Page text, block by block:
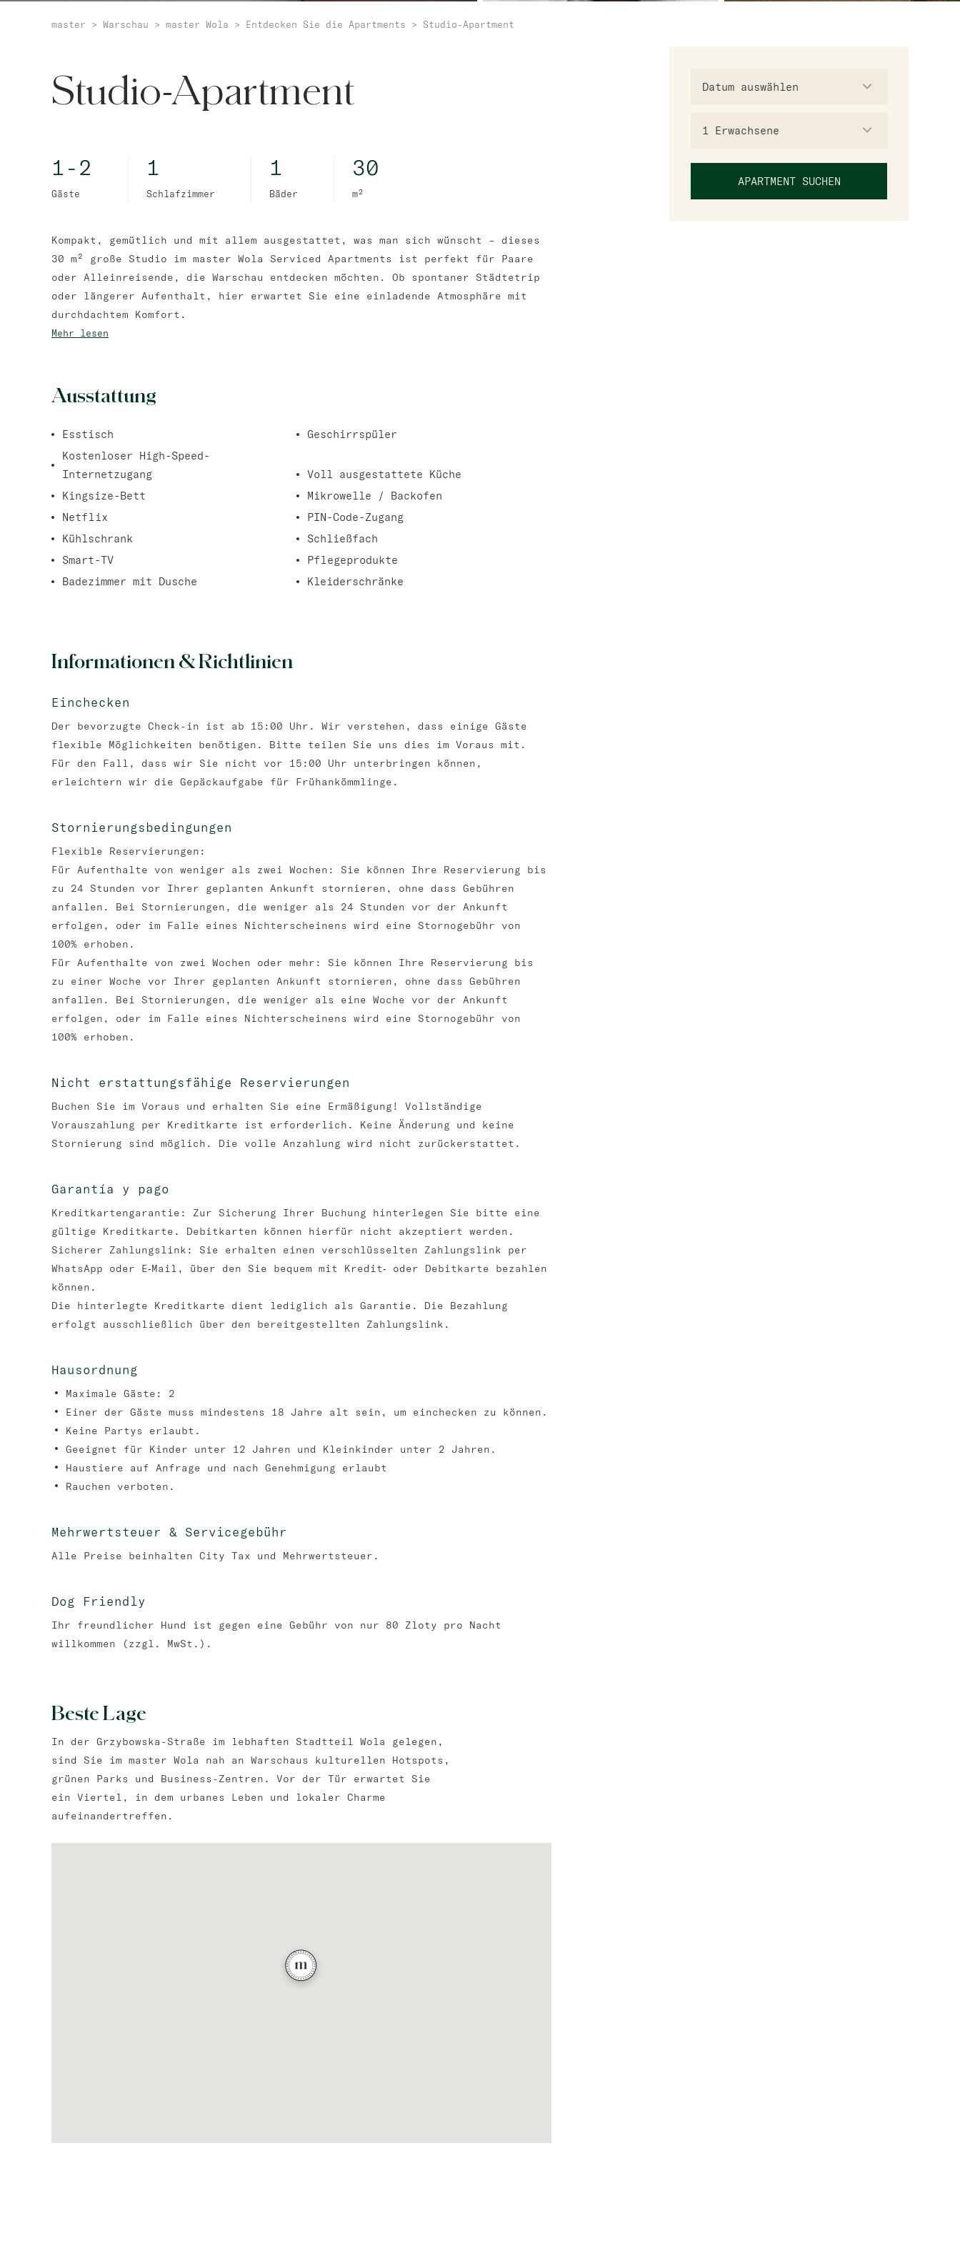
master > Warschau > master Wola > Entdecken Sie die Apartments > Studio-Apartment
Studio-Apartment
1-2
Gäste
1
Schlafzimmer
1
Bäder
30
m²
Kompakt, gemütlich und mit allem ausgestattet, was man sich wünscht – dieses
30 m² große Studio im master Wola Serviced Apartments ist perfekt für Paare
oder Alleinreisende, die Warschau entdecken möchten. Ob spontaner Städtetrip
oder längerer Aufenthalt, hier erwartet Sie eine einladende Atmosphäre mit
durchdachtem Komfort.
Mehr lesen
Ausstattung
Esstisch
Geschirrspüler
Kostenloser High-Speed-
Internetzugang
Voll ausgestattete Küche
Kingsize-Bett
Mikrowelle / Backofen
Netflix
PIN-Code-Zugang
Kühlschrank
Schließfach
Smart-TV
Pflegeprodukte
Badezimmer mit Dusche
Kleiderschränke
Informationen & Richtlinien
Einchecken
Der bevorzugte Check-in ist ab 15:00 Uhr. Wir verstehen, dass einige Gäste
flexible Möglichkeiten benötigen. Bitte teilen Sie uns dies im Voraus mit.
Für den Fall, dass wir Sie nicht vor 15:00 Uhr unterbringen können,
erleichtern wir die Gepäckaufgabe für Frühankömmlinge.
Stornierungsbedingungen
Flexible Reservierungen:
Für Aufenthalte von weniger als zwei Wochen: Sie können Ihre Reservierung bis
zu 24 Stunden vor Ihrer geplanten Ankunft stornieren, ohne dass Gebühren
anfallen. Bei Stornierungen, die weniger als 24 Stunden vor der Ankunft
erfolgen, oder im Falle eines Nichterscheinens wird eine Stornogebühr von
100% erhoben.
Für Aufenthalte von zwei Wochen oder mehr: Sie können Ihre Reservierung bis
zu einer Woche vor Ihrer geplanten Ankunft stornieren, ohne dass Gebühren
anfallen. Bei Stornierungen, die weniger als eine Woche vor der Ankunft
erfolgen, oder im Falle eines Nichterscheinens wird eine Stornogebühr von
100% erhoben.
Nicht erstattungsfähige Reservierungen
Buchen Sie im Voraus und erhalten Sie eine Ermäßigung! Vollständige
Vorauszahlung per Kreditkarte ist erforderlich. Keine Änderung und keine
Stornierung sind möglich. Die volle Anzahlung wird nicht zurückerstattet.
Garantía y pago
Kreditkartengarantie: Zur Sicherung Ihrer Buchung hinterlegen Sie bitte eine
gültige Kreditkarte. Debitkarten können hierfür nicht akzeptiert werden.
Sicherer Zahlungslink: Sie erhalten einen verschlüsselten Zahlungslink per
WhatsApp oder E‑Mail, über den Sie bequem mit Kredit‑ oder Debitkarte bezahlen
können.
Die hinterlegte Kreditkarte dient lediglich als Garantie. Die Bezahlung
erfolgt ausschließlich über den bereitgestellten Zahlungslink.
Hausordnung
Maximale Gäste: 2
Einer der Gäste muss mindestens 18 Jahre alt sein, um einchecken zu können.
Keine Partys erlaubt.
Geeignet für Kinder unter 12 Jahren und Kleinkinder unter 2 Jahren.
Haustiere auf Anfrage und nach Genehmigung erlaubt
Rauchen verboten.
Mehrwertsteuer & Servicegebühr
Alle Preise beinhalten City Tax und Mehrwertsteuer.
Dog Friendly
Ihr freundlicher Hund ist gegen eine Gebühr von nur 80 Zloty pro Nacht
willkommen (zzgl. MwSt.).
Beste Lage
In der Grzybowska-Straße im lebhaften Stadtteil Wola gelegen,
sind Sie im master Wola nah an Warschaus kulturellen Hotspots,
grünen Parks und Business-Zentren. Vor der Tür erwartet Sie
ein Viertel, in dem urbanes Leben und lokaler Charme
aufeinandertreffen.
1 Erwachsene
APARTMENT SUCHEN